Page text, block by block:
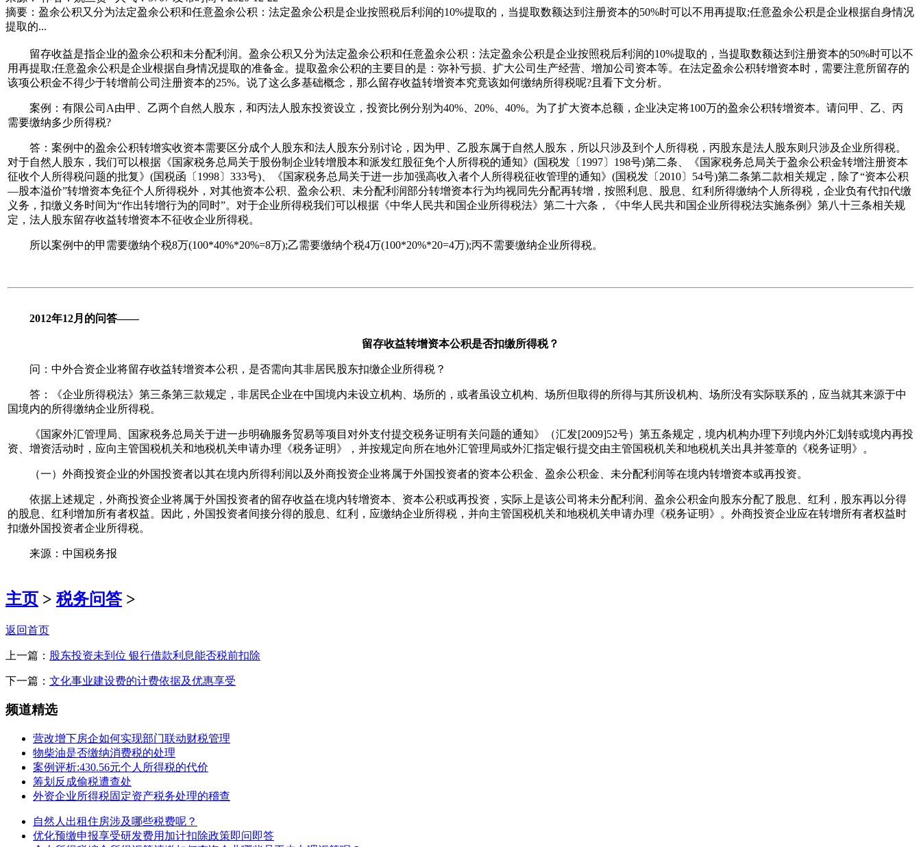
摘要：盈余公积又分为法定盈余公积和任意盈余公积：法定盈余公积是企业按照税后利润的10%提取的，当提取数额达到注册资本的50%时可以不用再提取;任意盈余公积是企业根据自身情况
提取的...
留存收益是指企业的盈余公积和未分配利润。盈余公积又分为法定盈余公积和任意盈余公积：法定盈余公积是企业按照税后利润的10%提取的，当提取数额达到注册资本的50%时可以不
用再提取;任意盈余公积是企业根据自身情况提取的准备金。提取盈余公积的主要目的是：弥补亏损、扩大公司生产经营、增加公司资本等。在法定盈余公积转增资本时，需要注意所留存的
该项公积金不得少于转增前公司注册资本的25%。说了这么多基础概念，那么留存收益转增资本究竟该如何缴纳所得税呢?且看下文分析。
案例：有限公司A由甲、乙两个自然人股东，和丙法人股东投资设立，投资比例分别为40%、20%、40%。为了扩大资本总额，企业决定将100万的盈余公积转增资本。请问甲、乙、丙
需要缴纳多少所得税?
答：案例中的盈余公积转增实收资本需要区分成个人股东和法人股东分别讨论，因为甲、乙股东属于自然人股东，所以只涉及到个人所得税，丙股东是法人股东则只涉及企业所得税。
对于自然人股东，我们可以根据《国家税务总局关于股份制企业转增股本和派发红股征免个人所得税的通知》(国税发〔1997〕198号)第二条、《国家税务总局关于盈余公积金转增注册资本
征收个人所得税问题的批复》(国税函〔1998〕333号)、《国家税务总局关于进一步加强高收入者个人所得税征收管理的通知》(国税发〔2010〕54号)第二条第二款相关规定，除了“资本公积
—股本溢价”转增资本免征个人所得税外，对其他资本公积、盈余公积、未分配利润部分转增资本行为均视同先分配再转增，按照利息、股息、红利所得缴纳个人所得税，企业负有代扣代缴
义务，扣缴义务时间为“作出转增行为的同时”。对于企业所得税我们可以根据《中华人民共和国企业所得税法》第二十六条，《中华人民共和国企业所得税法实施条例》第八十三条相关规
定，法人股东留存收益转增资本不征收企业所得税。
所以案例中的甲需要缴纳个税8万(100*40%*20%=8万);乙需要缴纳个税4万(100*20%*20=4万);丙不需要缴纳企业所得税。
2012年12月的问答——
留存收益转增资本公积是否扣缴所得税？
问：中外合资企业将留存收益转增资本公积，是否需向其非居民股东扣缴企业所得税？
答：《企业所得税法》第三条第三款规定，非居民企业在中国境内未设立机构、场所的，或者虽设立机构、场所但取得的所得与其所设机构、场所没有实际联系的，应当就其来源于中
国境内的所得缴纳企业所得税。
《国家外汇管理局、国家税务总局关于进一步明确服务贸易等项目对外支付提交税务证明有关问题的通知》（汇发[2009]52号）第五条规定，境内机构办理下列境内外汇划转或境内再投
资、增资活动时，应向主管国税机关和地税机关申请办理《税务证明》，并按规定向所在地外汇管理局或外汇指定银行提交由主管国税机关和地税机关出具并签章的《税务证明》。
（一）外商投资企业的外国投资者以其在境内所得利润以及外商投资企业将属于外国投资者的资本公积金、盈余公积金、未分配利润等在境内转增资本或再投资。
依据上述规定，外商投资企业将属于外国投资者的留存收益在境内转增资本、资本公积或再投资，实际上是该公司将未分配利润、盈余公积金向股东分配了股息、红利，股东再以分得
的股息、红利增加所有者权益。因此，外国投资者间接分得的股息、红利，应缴纳企业所得税，并向主管国税机关和地税机关申请办理《税务证明》。外商投资企业应在转增所有者权益时
扣缴外国投资者企业所得税。
来源：中国税务报
主页 > 税务问答>
返回首页
上一篇： 股东投资未到位 银行借款利息能否税前扣除
下一篇： 文化事业建设费的计费依据及优惠享受
频道精选
营改增下房企如何实现部门联动财税管理
物柴油是否缴纳消费税的处理
案例评析:430.56元个人所得税的代价
筹划反成偷税遭查处
外资企业所得税固定资产税务处理的稽查
自然人出租住房涉及哪些税费呢？
优化预缴申报享受研发费用加计扣除政策即问即答